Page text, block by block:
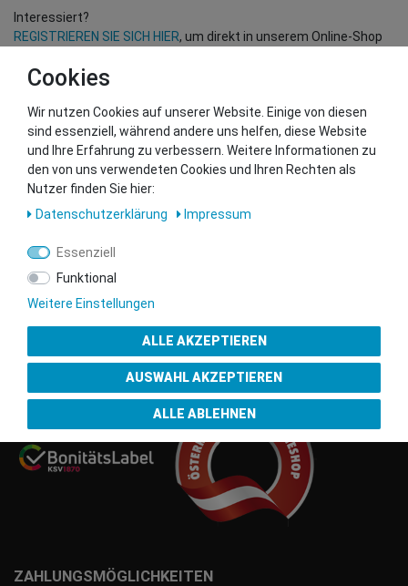
Interessiert?
REGISTRIEREN SIE SICH HIER, um direkt in unserem Online-Shop
(Nur für Wiederverkäufer und B2B Kunden – gültige EU UID
Sie wollen uns beliefern?
Kontaktieren Sie unser GSMshop Purchase Team
Whatsapp: +436766684438
info@gsmshop.at
13.02.2024 14:55
ZAHLUNGSMÖGLICHKEITEN
Gütesiegel
Cookies
Wir nutzen Cookies auf unserer Website. Einige von diesen
sind essenziell, während andere uns helfen, diese Website
und Ihre Erfahrung zu verbessern. Weitere Informationen zu
den von uns verwendeten Cookies und Ihren Rechten als
Nutzer finden Sie hier:
Daten­schutz­erklärung
Impressum
Essenziell
Funktional
Weitere Einstellungen
ALLE AKZEPTIEREN
AUSWAHL AKZEPTIEREN
ALLE ABLEHNEN